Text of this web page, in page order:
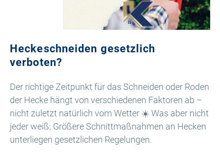
Heckeschneiden gesetzlich
verboten?
Der richtige Zeitpunkt für das Schneiden oder Roden
der Hecke hängt von verschiedenen Faktoren ab –
nicht zuletzt natürlich vom Wetter ☀️ Was aber nicht
jeder weiß: Größere Schnittmaßnahmen an Hecken
unterliegen gesetzlichen Regelungen.